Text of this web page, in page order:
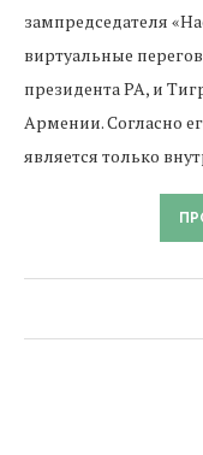
зампредседателя
виртуальные
президента РА, и
Армении. Согласно
является только